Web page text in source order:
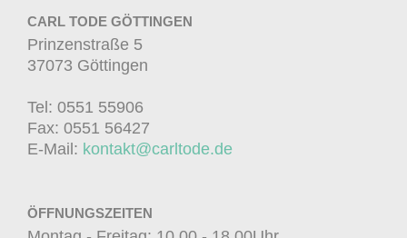
CARL TODE GÖTTINGEN
Prinzenstraße 5
37073 Göttingen
Tel: 0551 55906
Fax: 0551 56427
E-Mail: kontakt@carltode.de
ÖFFNUNGSZEITEN